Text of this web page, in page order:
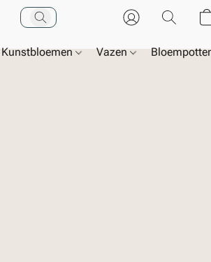
Kunstbloemen Vazen